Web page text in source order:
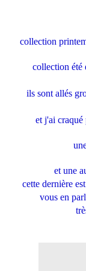
collection
collection été
ils sont allés
et j'ai craqué
et une
cette dernière
vous en